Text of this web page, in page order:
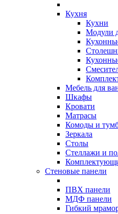
Кухня
Кухни
Модули
Мебель для
Шкафы
Кровати
Матрасы
Комоды и
Зеркала
Столы
Стеллажи и
Стеновые панели
ПВХ панели
МДФ панели
Гибкий